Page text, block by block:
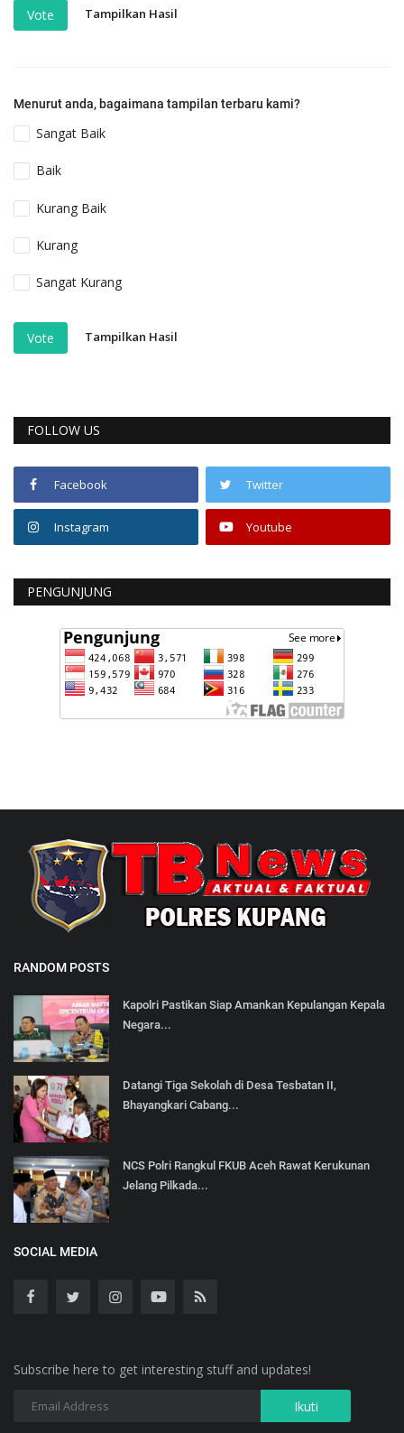
Vote Tampilkan Hasil
Menurut anda, bagaimana tampilan terbaru kami?
Sangat Baik
Baik
Kurang Baik
Kurang
Sangat Kurang
Vote Tampilkan Hasil
FOLLOW US
Facebook Twitter
Instagram Youtube
PENGUNJUNG
RANDOM POSTS
Kapolri Pastikan Siap Amankan Kepulangan Kepala
Negara...
Datangi Tiga Sekolah di Desa Tesbatan II,
Bhayangkari Cabang...
NCS Polri Rangkul FKUB Aceh Rawat Kerukunan
Jelang Pilkada...
SOCIAL MEDIA
Subscribe here to get interesting stuff and updates!